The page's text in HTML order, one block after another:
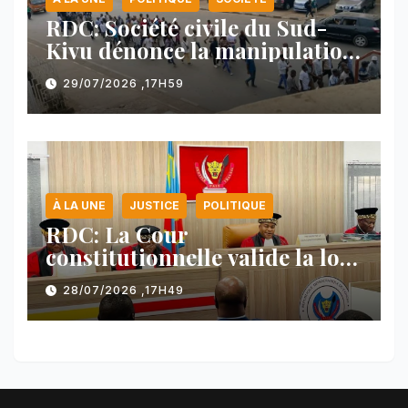
RDC: Société civile du Sud-
Kivu dénonce la manipulation
des manifestations par
l’AFC/M23
29/07/2026 ,17H59
À LA UNE JUSTICE POLITIQUE
RDC: La Cour
constitutionnelle valide la loi
référendaire sous réserves de
plusieurs dispositions
28/07/2026 ,17H49